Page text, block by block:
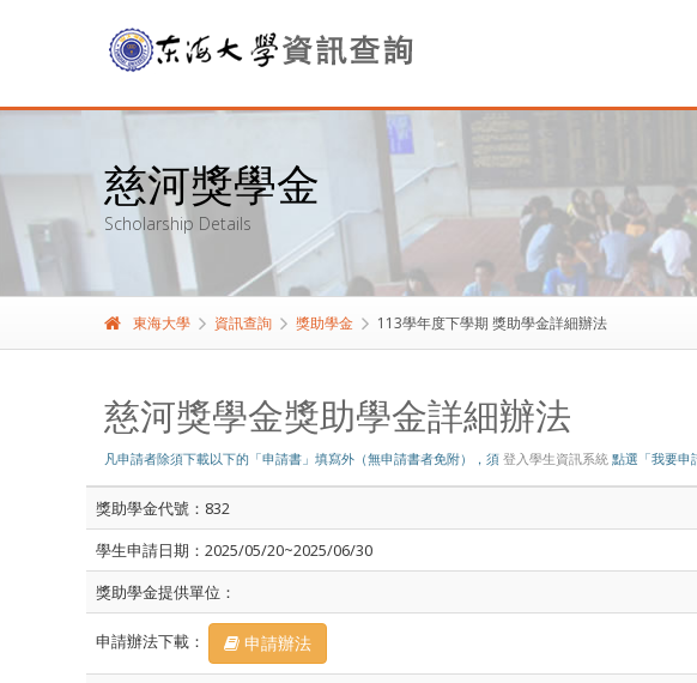
慈河獎學金
Scholarship Details
東海大學 資訊查詢 獎助學金 113學年度下學期 獎助學金詳細辦法
慈河獎學金獎助學金詳細辦法
凡申請者除須下載以下的「申請書」填寫外（無申請書者免附），須 登入學生資訊系統 點選「我要申
獎助學金代號：832
學生申請日期：2025/05/20~2025/06/30
獎助學金提供單位：
申請辦法下載： 申請辦法